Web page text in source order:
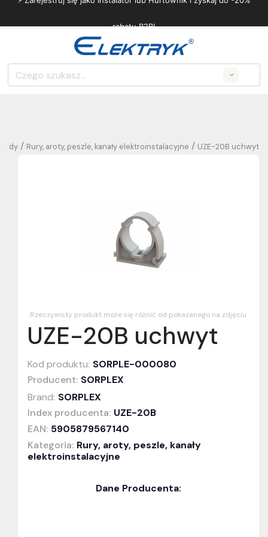
rabatu B2B!
UZE-20B uchwyt
/
Rury, aroty, peszle, kanały elektroinstalacyjne
/
Rzeczywisty produkt może się różnić od pokazanego na zdjęciu
UZE-20B uchwyt
Kod produktu: SORPLE-000080
Producent: SORPLEX
Brand: SORPLEX
Index producenta: UZE-20B
EAN: 5905879567140
Kategoria: Rury, aroty, peszle, kanały
elektroinstalacyjne
Dane Producenta: